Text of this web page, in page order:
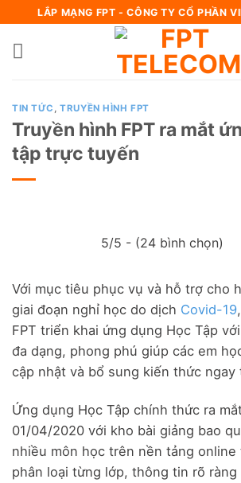
LẮP MẠNG FPT - CÔNG TY CỔ PHẦN
TIN TỨC ,TRUYỀN HÌNH FPT
Truyền hình FPT ra mắt
tập trực tuyến
5/5 - (24 bình chọn)
Với mục tiêu phục vụ và hỗ trợ cho
giai đoạn nghỉ học do dịch Covid-19
FPT triển khai ứng dụng Học Tập
đa dạng, phong phú giúp các em
cập nhật và bổ sung kiến thức ngay
Ứng dụng Học Tập chính thức ra
01/04/2020 với kho bài giảng bao
nhiều môn học trên nền tảng
phân loại từng lớp, thông tin rõ